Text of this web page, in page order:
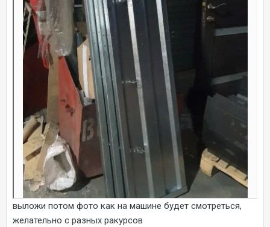
выложи потом фото как на машине будет смотреться,
желательно с разных ракурсов